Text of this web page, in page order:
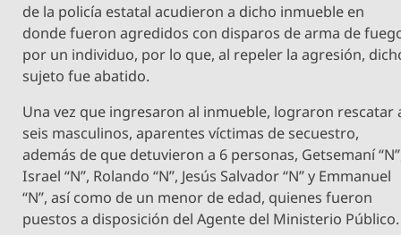
de la policía estatal acudieron a dicho inmueble en
donde fueron agredidos con disparos de arma de
por un individuo, por lo que, al repeler la agresión,
sujeto fue abatido.
Una vez que ingresaron al inmueble, lograron rescatar
seis masculinos, aparentes víctimas de secuestro,
además de que detuvieron a 6 personas, Getsemaní
Israel “N”, Rolando “N”, Jesús Salvador “N” y Emmanuel
“N”, así como de un menor de edad, quienes fueron
puestos a disposición del Agente del Ministerio Público.